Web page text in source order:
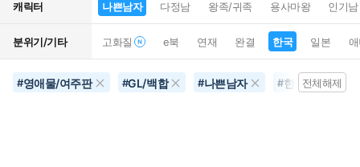
캐릭터 나쁜남자 다정남 왕족/귀족 용사마왕 인기남
분위기/기타 고화질 e북 연재 완결 한국 일본
#영애물/여주판 #GL/백합 #나쁜남자 #한국 #
전체해제